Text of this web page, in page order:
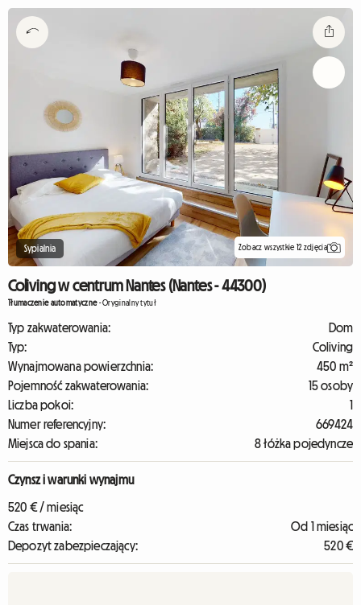
Sypialnia Zobacz wszystkie 12 zdjęcia
Coliving w centrum Nantes (Nantes - 44300)
Tłumaczenie automatyczne-Oryginalny tytuł
Typ zakwaterowania:
Dom
Typ:
Coliving
Wynajmowana powierzchnia:
450 m²
Pojemność zakwaterowania:
15 osoby
Liczba pokoi:
1
Numer referencyjny:
669424
Miejsca do spania:
8 łóżka pojedyncze
Czynsz i warunki wynajmu
520 € / miesiąc
Czas trwania:
Od 1 miesiąc
Depozyt zabezpieczający:
520 €